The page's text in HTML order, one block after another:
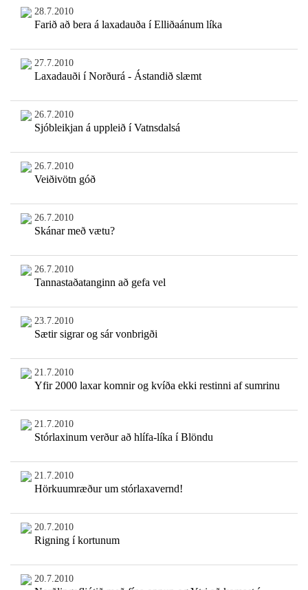
28.7.2010
Farið að bera á laxadauða í Elliðaánum líka
27.7.2010
Laxadauði í Norðurá - Ástandið slæmt
26.7.2010
Sjóbleikjan á uppleið í Vatnsdalsá
26.7.2010
Veiðivötn góð
26.7.2010
Skánar með vætu?
26.7.2010
Tannastaðatanginn að gefa vel
23.7.2010
Sætir sigrar og sár vonbrigði
21.7.2010
Yfir 2000 laxar komnir og kvíða ekki restinni af sumrinu
21.7.2010
Stórlaxinum verður að hlífa-líka í Blöndu
21.7.2010
Hörkuumræður um stórlaxavernd!
20.7.2010
Rigning í kortunum
20.7.2010